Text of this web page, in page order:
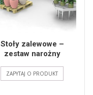
Stoły zalewowe –
zestaw narożny
ZAPYTAJ O PRODUKT